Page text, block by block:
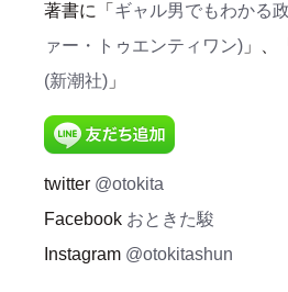
著書に「 ギャル男でもわかる
ァー・トゥエンティワン) 」、「
(新潮社) 」
twitter @otokita
Facebook おときた駿
Instagram @otokitashun